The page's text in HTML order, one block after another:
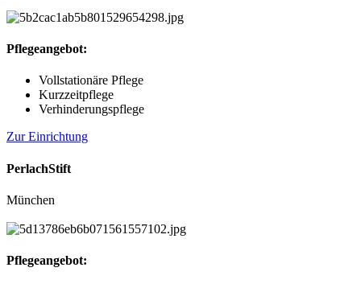
Pflegeangebot:
Vollstationäre Pflege
Kurzzeitpflege
Verhinderungspflege
Zur Einrichtung
PerlachStift
München
Pflegeangebot: